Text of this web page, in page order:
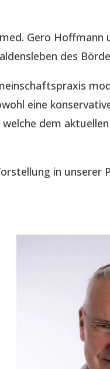
Gero Hoffmann
des
eine
dem
in unserer